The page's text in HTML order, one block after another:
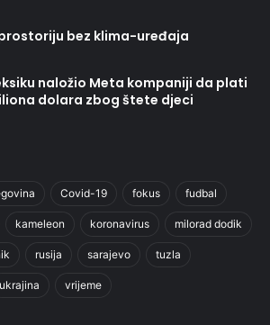
bez klima-uređaja
naložio Meta kompaniji da plati
dolara zbog štete djeci
Covid-19 fokus fudbal
kameleon koronavirus milorad dodik
rusija sarajevo tuzla
ukrajina vrijeme